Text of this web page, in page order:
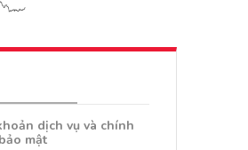
dịch vụ và chính
mật